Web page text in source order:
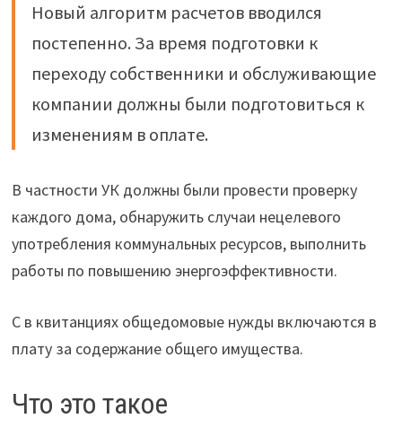
Новый алгоритм расчетов вводился
постепенно. За время подготовки к
переходу собственники и обслуживающие
компании должны были подготовиться к
изменениям в оплате.
В частности УК должны были провести проверку
каждого дома, обнаружить случаи нецелевого
употребления коммунальных ресурсов, выполнить
работы по повышению энергоэффективности.
С в квитанциях общедомовые нужды включаются в
плату за содержание общего имущества.
Что это такое